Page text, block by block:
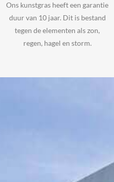
Ons kunstgras heeft een garantie
duur van 10 jaar. Dit is bestand
tegen de elementen als zon,
regen, hagel en storm.